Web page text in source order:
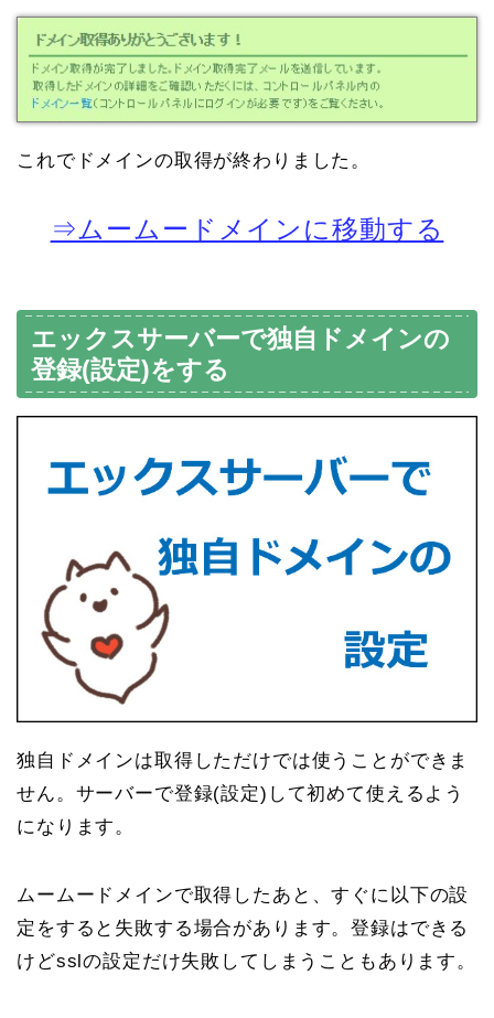
これでドメインの取得が終わりました。
⇒ムームードメインに移動する
エックスサーバーで独自ドメインの
登録(設定)をする
独自ドメインは取得しただけでは使うことができま
せん。サーバーで登録(設定)して初めて使えるよう
になります。
ムームードメインで取得したあと、すぐに以下の設
定をすると失敗する場合があります。登録はできる
けどsslの設定だけ失敗してしまうこともあります。